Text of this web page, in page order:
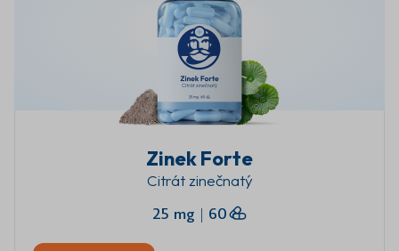
Zinek Forte
Citrát zinečnatý
25 mg | 60